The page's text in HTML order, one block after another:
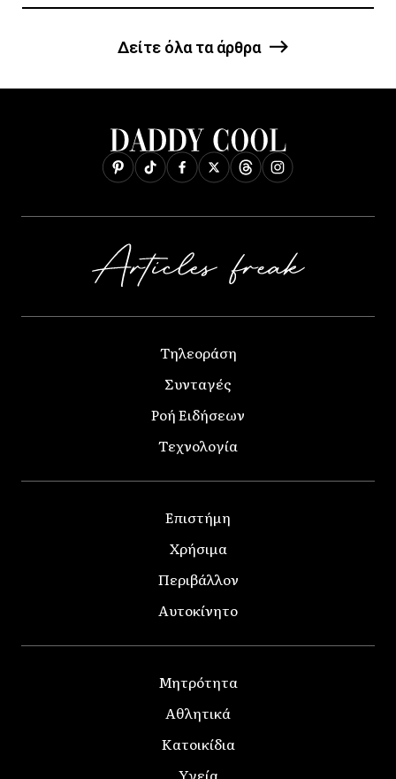
Δείτε όλα τα άρθρα
Τηλεοράση
Συνταγές
Ροή Ειδήσεων
Τεχνολογία
Επιστήμη
Χρήσιμα
Περιβάλλον
Αυτοκίνητο
Μητρότητα
Αθλητικά
Κατοικίδια
Υγεία